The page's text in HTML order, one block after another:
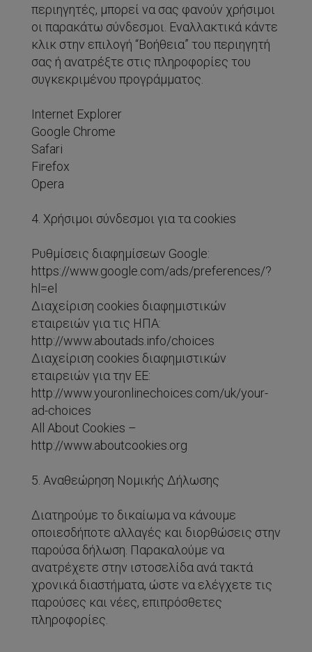
περιηγητές, μπορεί να σας φανούν χρήσιμοι
οι παρακάτω σύνδεσμοι. Εναλλακτικά κάντε
κλικ στην επιλογή “Βοήθεια” του περιηγητή
σας ή ανατρέξτε στις πληροφορίες του
συγκεκριμένου προγράμματος.
Internet Explorer
Google Chrome
Safari
Firefox
Opera
4. Χρήσιμοι σύνδεσμοι για τα cookies
Ρυθμίσεις διαφημίσεων Google:
https://www.google.com/ads/preferences/?
hl=el
Διαχείριση cookies διαφημιστικών
εταιρειών για τις ΗΠΑ:
http://www.aboutads.info/choices
Διαχείριση cookies διαφημιστικών
εταιρειών για την ΕΕ:
http://www.youronlinechoices.com/uk/your-
ad-choices
All About Cookies –
http://www.aboutcookies.org
5. Αναθεώρηση Νομικής Δήλωσης
Διατηρούμε το δικαίωμα να κάνουμε
οποιεσδήποτε αλλαγές και διορθώσεις στην
παρούσα δήλωση. Παρακαλούμε να
ανατρέχετε στην ιστοσελίδα ανά τακτά
χρονικά διαστήματα, ώστε να ελέγχετε τις
παρούσες και νέες, επιπρόσθετες
πληροφορίες.